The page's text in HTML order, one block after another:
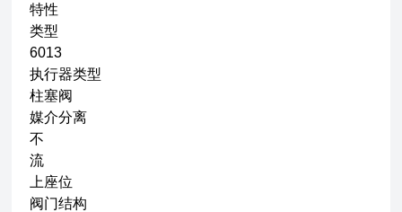
特性
类型
6013
执行器类型
柱塞阀
媒介分离
不
流
上座位
阀门结构